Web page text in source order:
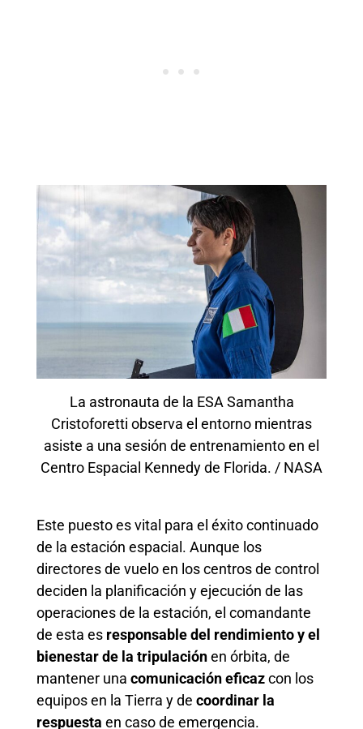
La astronauta de la ESA Samantha
Cristoforetti observa el entorno mientras
asiste a una sesión de entrenamiento en el
Centro Espacial Kennedy de Florida. / NASA
Este puesto es vital para el éxito continuado
de la estación espacial. Aunque los
directores de vuelo en los centros de control
deciden la planificación y ejecución de las
operaciones de la estación, el comandante
de esta es responsable del rendimiento y el
bienestar de la tripulaciónen órbita, de
mantener una comunicación eficazcon los
equipos en la Tierra y de coordinar la
respuesta en caso de emergencia.